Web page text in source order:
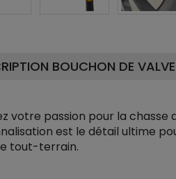
BOUCHON DE
votre passion pour la chasse
est le détail ultime
tout-terrain.